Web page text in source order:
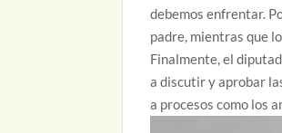
debemos enfrentar.
padre, mientras que
Finalmente, el
a discutir y aprobar
a procesos como los